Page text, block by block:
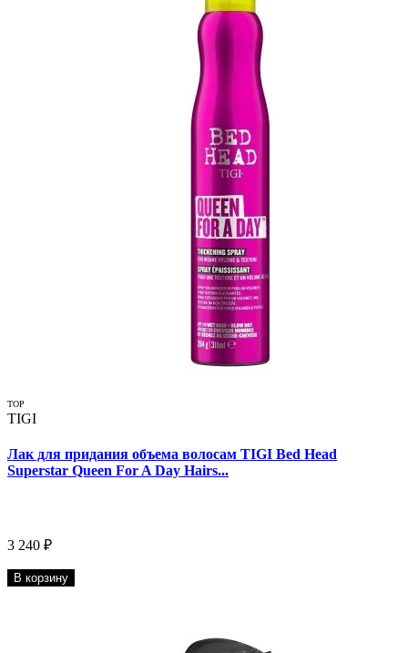
TOP
TIGI
Лак для придания объема волосам TIGI Bed Head
Superstar Queen For A Day Hairs...
3 240 ₽
В корзину